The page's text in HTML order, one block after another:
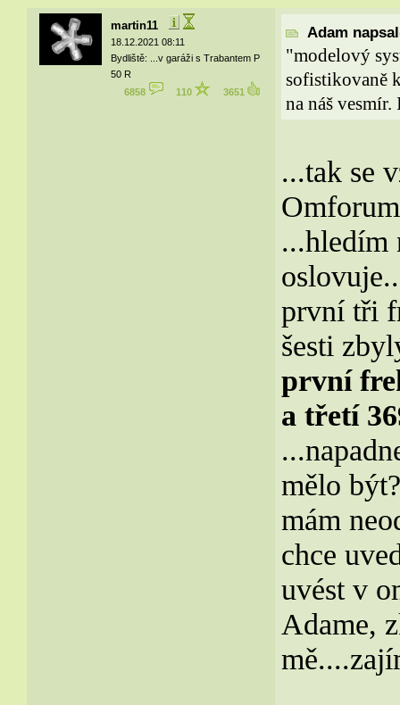
martin11
18.12.2021 08:11
Bydliště: ...v garáži s Trabantem P
50 R
6858
110 3651
Adam
"modelový
sofistikovaně
na náš
...tak se
...hledím
první tři
šesti
první
a třetí
mělo
mám
chce
uvést v
Adame,